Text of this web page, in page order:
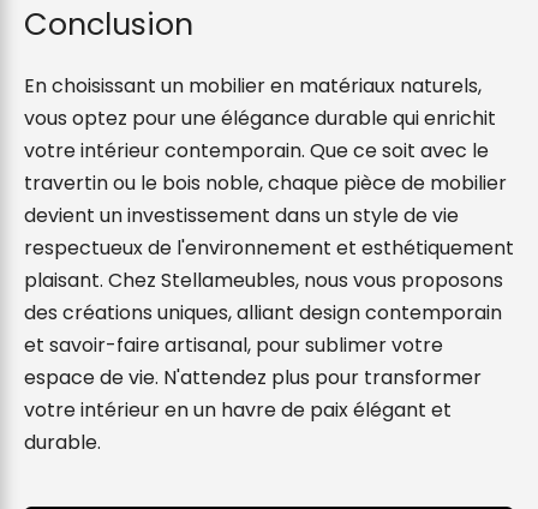
Conclusion
En choisissant un mobilier en matériaux naturels,
vous optez pour une élégance durable qui enrichit
votre intérieur contemporain. Que ce soit avec le
travertin ou le bois noble, chaque pièce de mobilier
devient un investissement dans un style de vie
respectueux de l'environnement et esthétiquement
plaisant. Chez Stellameubles, nous vous proposons
des créations uniques, alliant design contemporain
et savoir-faire artisanal, pour sublimer votre
espace de vie. N'attendez plus pour transformer
votre intérieur en un havre de paix élégant et
durable.